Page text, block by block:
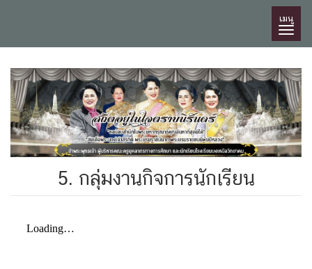
เมนู
5. กลุ่มงานกิจการนักเรียน